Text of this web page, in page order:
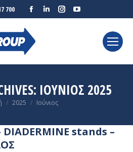
700
Facebook
new
Linkedin
new
Instagram
newnew
ΙΟΎΝΙΟΣ 2025
here:
2025 Ιούνιος
DIADERMINE stands –